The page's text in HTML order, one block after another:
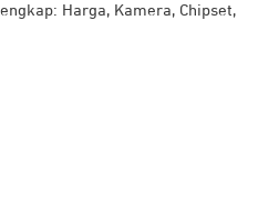
Harga, Kamera, Chipset,